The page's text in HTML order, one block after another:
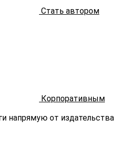
Стать автором
Корпоративным
напрямую от издательства